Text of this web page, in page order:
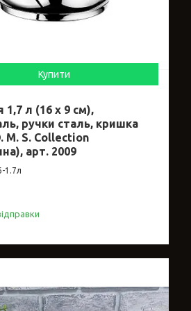
Купити
1,7 л (16 х 9 см),
ручки сталь, кришка
M. S. Collection
арт. 2009
1.7л